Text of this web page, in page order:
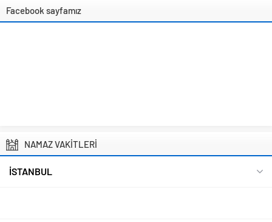
Facebook sayfamız
NAMAZ VAKİTLERİ
İSTANBUL